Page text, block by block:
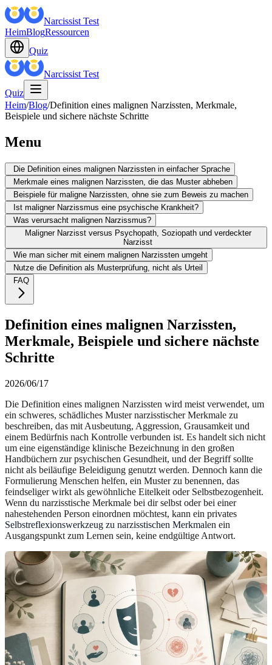
Narcissist Test
HeimBlogRessourcen
Quiz
Narcissist Test
Quiz
Heim/Blog/Definition eines malignen Narzissten, Merkmale,
Beispiele und sichere nächste Schritte
Menu
Die Definition eines malignen Narzissten in einfacher Sprache
Merkmale eines malignen Narzissten, die das Muster abheben
Beispiele für maligne Narzissten, ohne sie zum Beweis zu machen
Ist maligner Narzissmus eine psychische Krankheit?
Was verursacht malignen Narzissmus?
Maligner Narzisst versus Psychopath, Soziopath und verdeckter
Narzisst
Wie man sicher mit einem malignen Narzissten umgeht
Nutze die Definition als Musterprüfung, nicht als Urteil
FAQ
Definition eines malignen Narzissten,
Merkmale, Beispiele und sichere nächste
Schritte
2026/06/17
Die Definition eines malignen Narzissten wird meist verwendet, um
ein schweres, schädliches Muster narzisstischer Merkmale zu
beschreiben, das mit Ausbeutung, Aggression, Grausamkeit und
einem Bedürfnis nach Kontrolle verbunden ist. Es handelt sich nicht
um eine eigenständige klinische Bezeichnung in den großen
Handbüchern zur psychischen Gesundheit, und der Begriff sollte
nicht als beiläufige Beleidigung genutzt werden. Dennoch kann die
Formulierung Menschen helfen, ein Muster zu benennen, das
feindseliger wirkt als gewöhnliche Eitelkeit oder Selbstbezogenheit.
Wenn du narzisstische Merkmale bei dir selbst oder bei einer
nahestehenden Person einordnen möchtest, kann ein privates
Selbstreflexionswerkzeug zu narzisstischen Merkmalen ein
Ausgangspunkt zum Lernen sein, keine endgültige Antwort.